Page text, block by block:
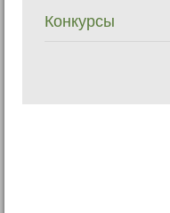
Конкурсы